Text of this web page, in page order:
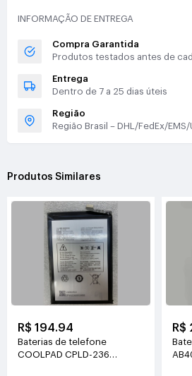
INFORMAÇÃO DE ENTREGA
Compra Garantida
Produtos testados antes de
Entrega
Dentro de 7 a 25 dias úteis
Região
Região Brasil – DHL/FedEx/EMS/
Produtos Similares
R$ 194.94
Baterias de telefone
COOLPAD CPLD-236
R$